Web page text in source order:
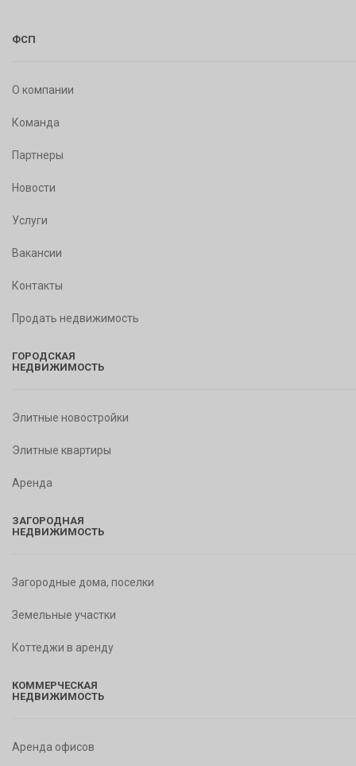
ФСП
О компании
Команда
Партнеры
Новости
Услуги
Вакансии
Контакты
Продать недвижимость
ГОРОДСКАЯ
НЕДВИЖИМОСТЬ
Элитные новостройки
Элитные квартиры
Аренда
ЗАГОРОДНАЯ
НЕДВИЖИМОСТЬ
Загородные дома, поселки
Земельные участки
Коттеджи в аренду
КОММЕРЧЕСКАЯ
НЕДВИЖИМОСТЬ
Аренда офисов